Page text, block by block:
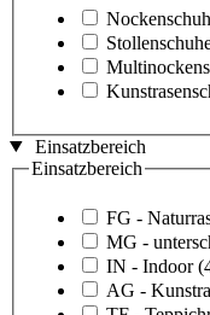
Einsatzbereich
Einsatzbereich
FG -
MG -
IN - Indoor
AG -